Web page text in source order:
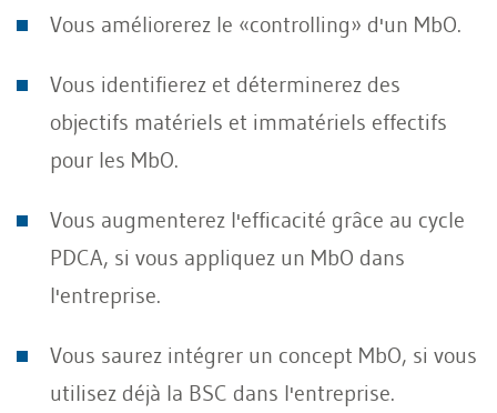
Vous améliorerez le «controlling» d'un MbO.
Vous identifierez et déterminerez des
objectifs matériels et immatériels effectifs
pour les MbO.
Vous augmenterez l'efficacité grâce au cycle
PDCA, si vous appliquez un MbO dans
l'entreprise.
Vous saurez intégrer un concept MbO, si vous
utilisez déjà la BSC dans l'entreprise.